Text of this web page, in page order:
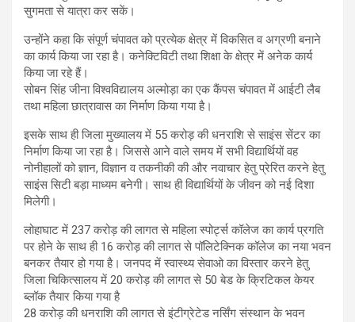
सुगमता से यात्रा कर सकें।
उन्होंने कहा कि संपूर्ण चंपावत को प्रत्येक क्षेत्र में विकसित व अग्रणी बनाने
का कार्य किया जा रहा है। कनेक्टिविटी तथा शिक्षा के क्षेत्र में अनेक कार्य
किया जा रहे हैं।
सोबन सिंह जीना विश्वविद्यालय अल्मोड़ा का एक कैंपस चंपावत में आईटी लैब
तथा महिला छात्रावास का निर्माण किया गया है।
इसके साथ ही जिला मुख्यालय में 55 करोड़ की धनराशि से साइंस सेंटर का
निर्माण किया जा रहा है। जिससे आने वाले समय में सभी विद्यार्थियों वह
नोनीहालों को ज्ञान, विज्ञान व तकनीकी की और नवाचार हेतु प्रेरित करने हेतु
साइंस सिटी बड़ा माध्यम बनेगी। साथ ही विद्यार्थियों के जीवन को नई दिशा
मिलेगी।
लोहाघाट में 237 करोड़ की लागत से महिला स्पोर्ट्स कॉलेज का कार्य प्रगति
पर होने के साथ ही 16 करोड़ की लागत से पॉलिटेक्निक कॉलेज का नया भवन
बनकर तैयार हो गया है। जनपद में स्वास्थ्य सेवाओ का विस्तार करने हेतु
जिला चिकित्सालय में 20 करोड़ की लागत से 50 बेड के क्रिटिकल केयर
ब्लॉक तैयार किया गया है
28 करोड़ की धनराशि की लागत से इंटीग्रेटेड नर्सिंग संस्थान के भवन